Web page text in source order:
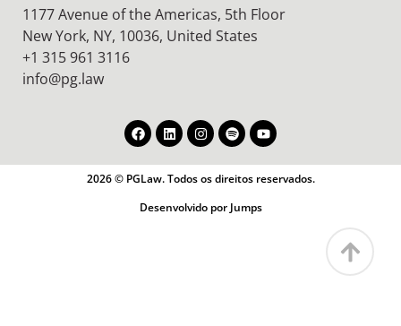
1177 Avenue of the Americas, 5th Floor
New York, NY, 10036, United States
+1 315 961 3116
info@pg.law
2026 © PGLaw. Todos os direitos reservados.
Desenvolvido por Jumps